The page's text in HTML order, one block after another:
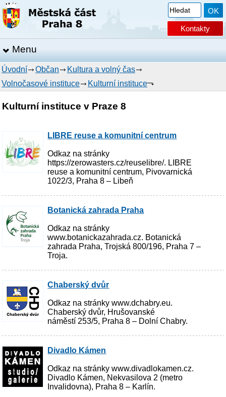
Kontakty
Menu
Úvodní Občan
Kultura a volný čas
Volnočasové instituce
Kulturní instituce
Kulturní instituce v Praze 8
LIBRE reuse a komunitní centrum
Odkaz na stránky
https://zerowasters.cz/reuselibre/. LIBRE
reuse a komunitní centrum, Pivovarnická
1022/3, Praha 8 – Libeň
Botanická zahrada Praha
Odkaz na stránky
www.botanickazahrada.cz. Botanická
zahrada Praha, Trojská 800/196, Praha 7 –
Troja.
Chaberský dvůr
Odkaz na stránky www.dchabry.eu.
Chaberský dvůr, Hrušovanské
náměstí 253/5, Praha 8 – Dolní Chabry.
Divadlo Kámen
Odkaz na stránky www.divadlokamen.cz.
Divadlo Kámen, Nekvasilova 2 (metro
Invalidovna), Praha 8 – Karlín.